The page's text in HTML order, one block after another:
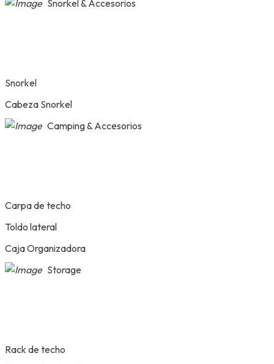
Snorkel & Accesorios
Snorkel
Cabeza Snorkel
Camping & Accesorios
Carpa de techo
Toldo lateral
Caja Organizadora
Storage
Rack de techo